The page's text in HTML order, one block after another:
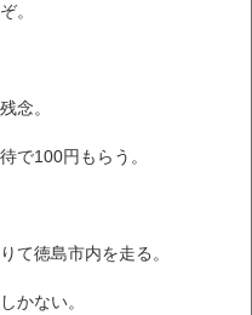
。
念。
で100円もらう。
て徳島市内を走る。
かない。